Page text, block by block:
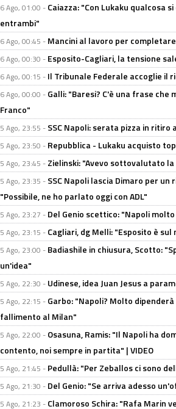
6 Ago, 01:00 - Caiazza: "Con Lukaku qualcosa
entrambi"
6 Ago, 00:45 - Mancini al lavoro per
6 Ago, 00:30 - Esposito-Cagliari, la tensione
6 Ago, 00:15 - Il Tribunale Federale accoglie il
6 Ago, 00:00 - Galli: "Baresi? C'è una frase
Franco"
5 Ago, 23:55 - SSC Napoli: serata pizza in ritiro
5 Ago, 23:50 - Repubblica - Lukaku acquisto
5 Ago, 23:45 - Zielinski: "Avevo sottovalutato
5 Ago, 23:35 - SSC Napoli lascia Dimaro per
"Possibile, ne ho parlato oggi con ADL"
5 Ago, 23:27 - Del Genio scettico: "Napoli
5 Ago, 23:15 - Cagliari, dg Melli: "Esposito è
5 Ago, 23:00 - Badiashile in chiusura, Scotto:
un'idea"
5 Ago, 22:30 - Udinese, idea Juan Jesus a
5 Ago, 22:15 - Garbo: "Napoli? Molto
fallimento al Milan"
5 Ago, 22:00 - Osasuna, Ramis: "Il Napoli ha
contento, noi sempre in partita" | VIDEO
5 Ago, 21:45 - Pedullà: "Per Zeballos ci sono
5 Ago, 21:30 - Del Genio: "Se arriva adesso
5 Ago, 21:23 - Clamoroso Schira: "Rafa Marin